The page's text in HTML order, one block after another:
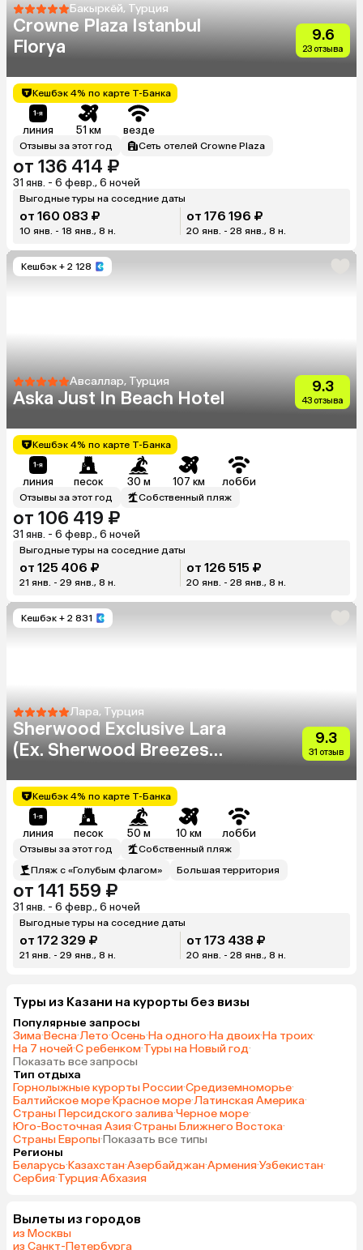
Бакыркёй, Турция
Crowne Plaza Istanbul
Florya
9.6
23 отзыва
Кешбэк 4% по карте Т-Банка
линия 51 км везде
Отзывы за этот год Сеть отелей Crowne Plaza
от 136 414 ₽
31 янв. - 6 февр., 6 ночей
Выгодные туры на соседние даты
от 160 083 ₽
10 янв. - 18 янв., 8 н.
от 176 196 ₽
20 янв. - 28 янв., 8 н.
Кешбэк + 2 128
Авсаллар, Турция
Aska Just In Beach Hotel
9.3
43 отзыва
Кешбэк 4% по карте Т-Банка
линия песок 30 м 107 км лобби
Отзывы за этот год Собственный пляж
от 106 419 ₽
31 янв. - 6 февр., 6 ночей
Выгодные туры на соседние даты
от 125 406 ₽
21 янв. - 29 янв., 8 н.
от 126 515 ₽
20 янв. - 28 янв., 8 н.
Кешбэк + 2 831
Лара, Турция
Sherwood Exclusive Lara
(Ex. Sherwood Breezes
9.3
31 отзыв
Кешбэк 4% по карте Т-Банка
линия песок 50 м 10 км лобби
Отзывы за этот год
Собственный пляж
Пляж с «Голубым флагом»
Большая территория
от 141 559 ₽
31 янв. - 6 февр., 6 ночей
Выгодные туры на соседние даты
от 172 329 ₽
21 янв. - 29 янв., 8 н.
от 173 438 ₽
20 янв. - 28 янв., 8 н.
Туры из Казани на курорты без визы
Популярные запросы
Зима·Весна·Лето·Осень·На одного·На двоих·На троих·
На 7 ночей·С ребенком·Туры на Новый год·
Показать все запросы
Тип отдыха
Горнолыжные курорты России·Средиземноморье·
Балтийское море·Красное море·Латинская Америка·
Страны Персидского залива·Черное море·
Юго-Восточная Азия·Страны Ближнего Востока·
Страны Европы·Показать все типы
Регионы
Беларусь·Казахстан·Азербайджан·Армения·Узбекистан·
Сербия·Турция·Абхазия
Вылеты из городов
из Москвы
из Санкт-Петербурга